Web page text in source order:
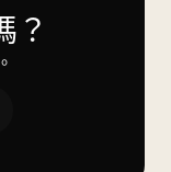
？